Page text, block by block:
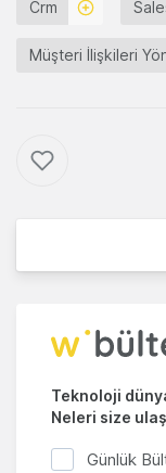
Crm
Müşteri İlişkileri
Teknoloji
Neleri size
Günlük